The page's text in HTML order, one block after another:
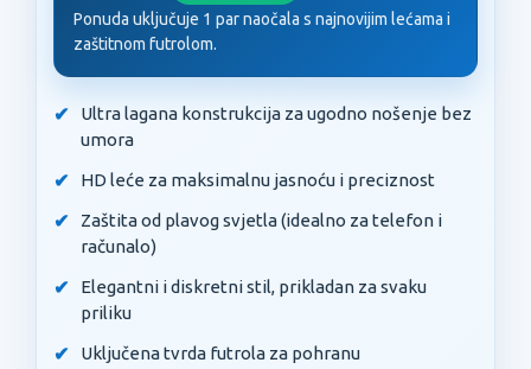
Ponuda uključuje 1 par naočala s najnovijim lećama i
zaštitnom futrolom.
Ultra lagana konstrukcija za ugodno nošenje bez
umora
HD leće za maksimalnu jasnoću i preciznost
Zaštita od plavog svjetla (idealno za telefon i
računalo)
Elegantni i diskretni stil, prikladan za svaku
priliku
Uključena tvrda futrola za pohranu